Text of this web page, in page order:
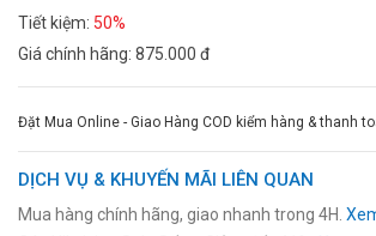
Tiết kiệm: 50%
Giá chính hãng: 875.000 đ
Đặt Mua Online - Giao Hàng COD kiểm hàng & thanh
DỊCH VỤ & KHUYẾN MÃI LIÊN QUAN
Mua hàng chính hãng, giao nhanh trong 4H.